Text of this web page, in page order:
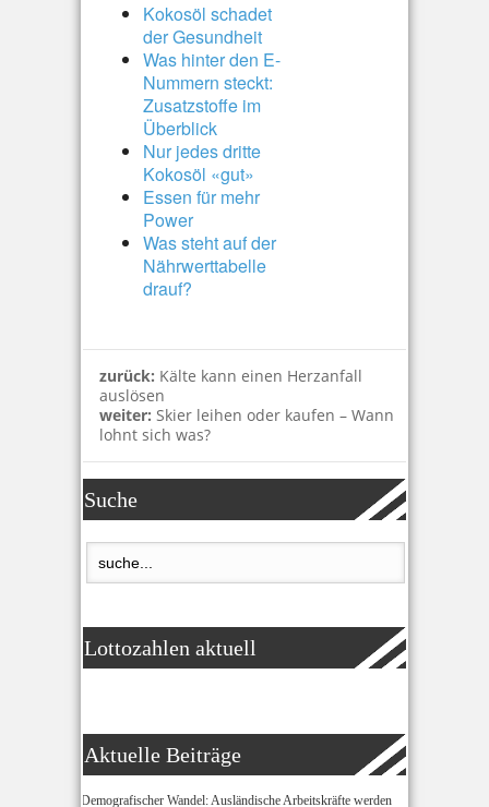
Kokosöl schadet
der Gesundheit
Was hinter den E-
Nummern steckt:
Zusatzstoffe im
Überblick
Nur jedes dritte
Kokosöl «gut»
Essen für mehr
Power
Was steht auf der
Nährwerttabelle
drauf?
zurück: Kälte kann einen Herzanfall
auslösen
weiter: Skier leihen oder kaufen – Wann
lohnt sich was?
Suche
Lottozahlen aktuell
Aktuelle Beiträge
Demografischer Wandel: Ausländische Arbeitskräfte werden